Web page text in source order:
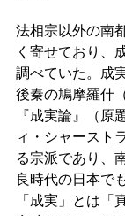
法相宗以外の南
く寄せており、
調べていた。成
後秦の鳩摩羅什
『成実論』（原
ィ・シャースト
る宗派であり、
良時代の日本で
「成実」とは「